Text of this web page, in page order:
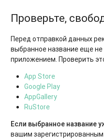
Проверьте,
Перед отправкой данных
выбранное название еще не
приложением. Проверить
App Store
Google Play
AppGallery
RuStore
Если выбранное название
вашим